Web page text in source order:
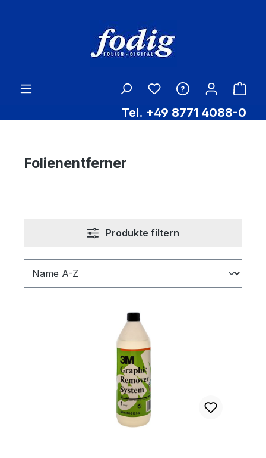
Tel. +49 8771 4088-0
Folienentferner
Produkte filtern